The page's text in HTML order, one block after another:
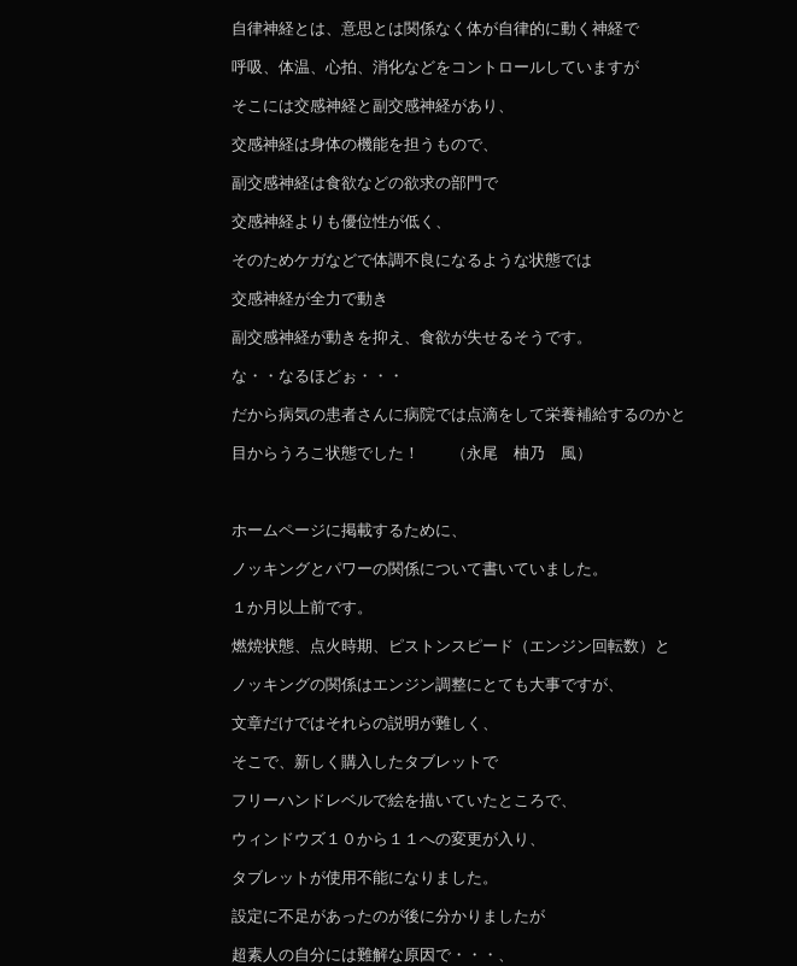
自律神経とは、意思とは関係なく体が自律的に動く神経で
呼吸、体温、心拍、消化などをコントロールしていますが
そこには交感神経と副交感神経があり、
交感神経は身体の機能を担うもので、
副交感神経は食欲などの欲求の部門で
交感神経よりも優位性が低く、
そのためケガなどで体調不良になるような状態では
交感神経が全力で動き
副交感神経が動きを抑え、食欲が失せるそうです。
な・・なるほどぉ・・・
だから病気の患者さんに病院では点滴をして栄養補給するのかと
目からうろこ状態でした！ （永尾 柚乃 風）
ホームページに掲載するために、
ノッキングとパワーの関係について書いていました。
１か月以上前です。
燃焼状態、点火時期、ピストンスピード（エンジン回転数）と
ノッキングの関係はエンジン調整にとても大事ですが、
文章だけではそれらの説明が難しく、
そこで、新しく購入したタブレットで
フリーハンドレベルで絵を描いていたところで、
ウィンドウズ１０から１１への変更が入り、
タブレットが使用不能になりました。
設定に不足があったのが後に分かりましたが
超素人の自分には難解な原因で・・・、